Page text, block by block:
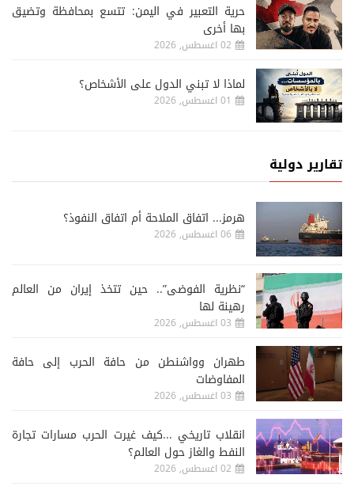
حرية التعبير في اليمن: تتسع بمحافظة وتضيق
بها أخرى
02 اغسطس, 2026
لماذا لا تبني الدول على الأشخاص؟
01 اغسطس, 2026
تقارير دولية
هرمز... اتفاق الملاحة أم اتفاق النفوذ؟
06 اغسطس, 2026
“نظرية الفوضى”.. حين تتخذ إيران من العالم
رهينة لها
03 اغسطس, 2026
طهران وواشنطن من حافة الحرب إلى حافة
المفاوضات
03 اغسطس, 2026
انقلاب تاريخي ...كيف غيرت الحرب مسارات تجارة
النفط والغاز حول العالم؟
02 اغسطس, 2026